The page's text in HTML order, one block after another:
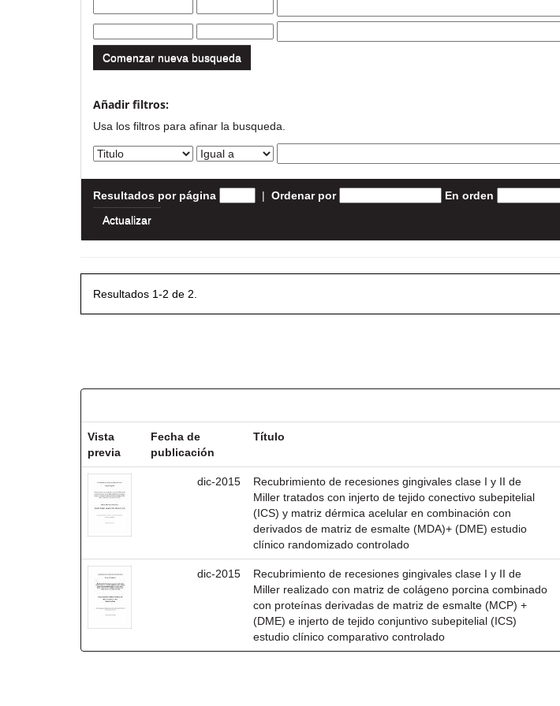
Comenzar nueva busqueda
Añadir filtros:
Usa los filtros para afinar la busqueda.
Resultados por página | Ordenar por En orden
Resultados 1-2 de 2.
Vista
previa
Fecha de
publicación
Título
dic-2015
Recubrimiento de recesiones gingivales clase I y II de
Miller tratados con injerto de tejido conectivo subepitelial
(ICS) y matriz dérmica acelular en combinación con
derivados de matriz de esmalte (MDA)+ (DME) estudio
clínico randomizado controlado
dic-2015
Recubrimiento de recesiones gingivales clase I y II de
Miller realizado con matriz de colágeno porcina combinado
con proteínas derivadas de matriz de esmalte (MCP) +
(DME) e injerto de tejido conjuntivo subepitelial (ICS)
estudio clínico comparativo controlado